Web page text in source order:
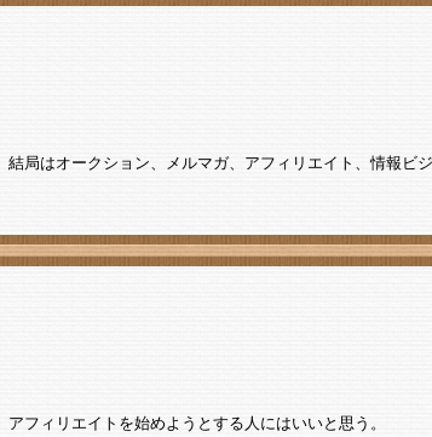
局はオークション、メルマガ、アフィリエイト、情報
フィリエイトを始めようとする人にはいいと思う。